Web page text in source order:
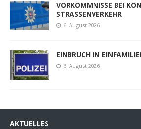
VORKOMMNISSE BEI
STRASSENVERKEHR
6. August 2026
EINBRUCH IN
6. August 2026
AKTUELLES